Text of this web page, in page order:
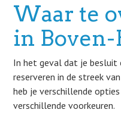
Waar te
in
In het geval dat je besluit
reserveren in de streek
heb je verschillende
verschillende voorkeuren.